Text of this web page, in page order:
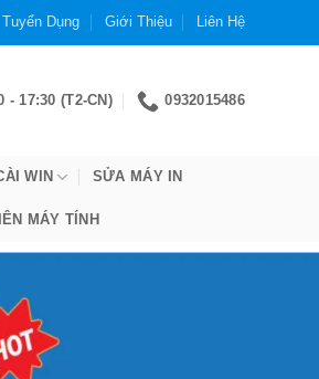
Tuyển Dụng Giới Thiệu Liên Hệ
- 17:30 (T2-CN) 0932015486
WIN SỬA MÁY IN
MÁY TÍNH